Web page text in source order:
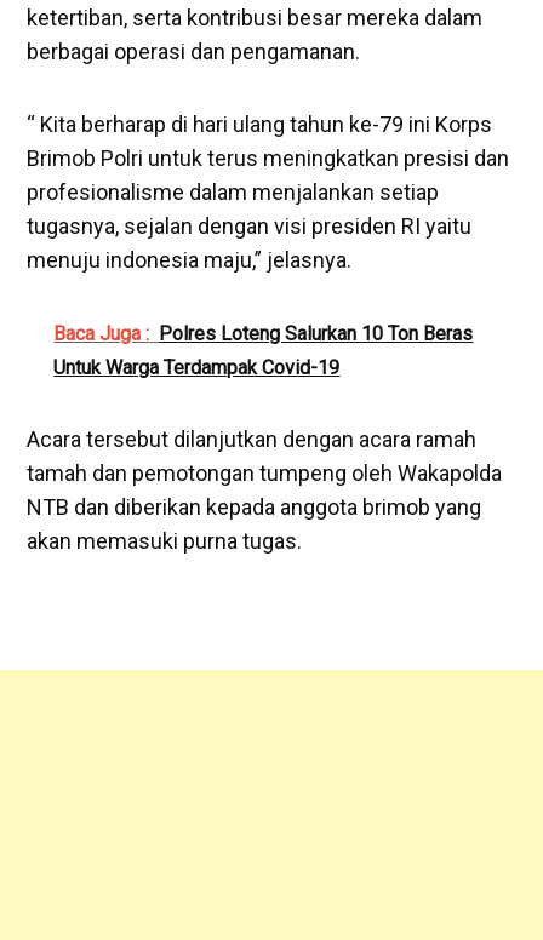
ketertiban, serta kontribusi besar mereka dalam
berbagai operasi dan pengamanan.
“ Kita berharap di hari ulang tahun ke-79 ini Korps
Brimob Polri untuk terus meningkatkan presisi dan
profesionalisme dalam menjalankan setiap
tugasnya, sejalan dengan visi presiden RI yaitu
menuju indonesia maju,” jelasnya.
Baca Juga : Polres Loteng Salurkan 10 Ton Beras
Untuk Warga Terdampak Covid-19
Acara tersebut dilanjutkan dengan acara ramah
tamah dan pemotongan tumpeng oleh Wakapolda
NTB dan diberikan kepada anggota brimob yang
akan memasuki purna tugas.